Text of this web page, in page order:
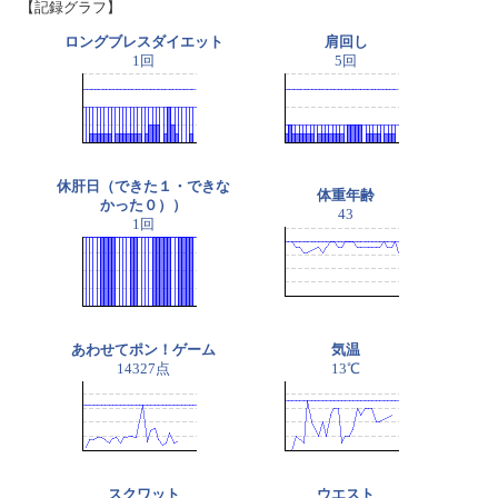
【記録グラフ】
ロングブレスダイエット
1回
肩回し
5回
休肝日（できた１・できな
かった０））
1回
体重年齢
43
あわせてポン！ゲーム
14327点
気温
13℃
スクワット ウエスト